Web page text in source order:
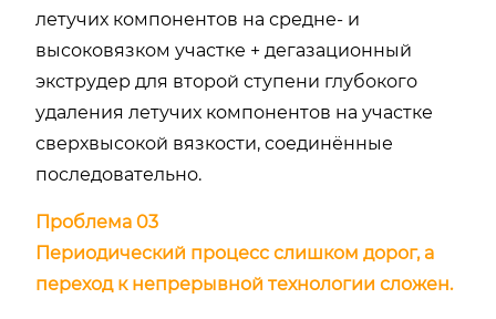
летучих компонентов на средне- и
высоковязком участке + дегазационный
экструдер для второй ступени глубокого
удаления летучих компонентов на участке
сверхвысокой вязкости, соединённые
последовательно.
Проблема 03
Периодический процесс слишком дорог, а
переход к непрерывной технологии сложен.